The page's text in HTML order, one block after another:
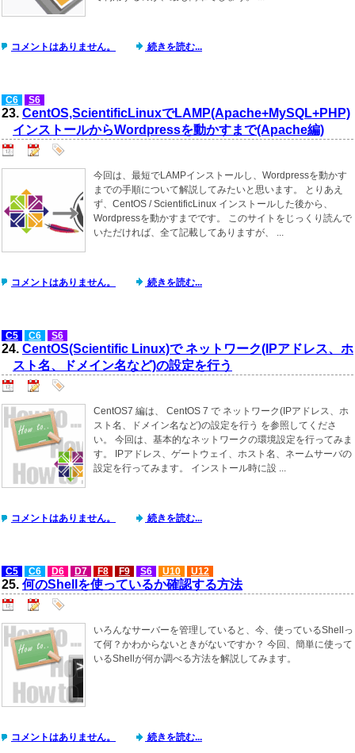
コメントはありません。 続きを読む...
C6 S6
23. CentOS,ScientificLinuxでLAMP(Apache+MySQL+PHP)
インストールからWordpressを動かすまで(Apache編)
今回は、最短でLAMPインストールし、Wordpressを動かす
までの手順について解説してみたいと思います。 とりあえ
ず、CentOS / ScientificLinux インストールした後から、
Wordpressを動かすまでです。 このサイトをじっくり読んで
いただければ、全て記載してありますが、 ...
コメントはありません。 続きを読む...
C5 C6 S6
24. CentOS(Scientific Linux)で ネットワーク(IPアドレス、ホ
スト名、ドメイン名など)の設定を行う
CentOS7 編は、 CentOS 7 で ネットワーク(IPアドレス、ホ
スト名、ドメイン名など)の設定を行う を参照してくださ
い。 今回は、基本的なネットワークの環境設定を行ってみま
す。 IPアドレス、ゲートウェイ、ホスト名、ネームサーバの
設定を行ってみます。 インストール時に設 ...
コメントはありません。 続きを読む...
C5 C6 D6 D7 F8 F9 S6 U10 U12
25. 何のShellを使っているか確認する方法
いろんなサーバーを管理していると、今、使っているShellっ
て何？かわからないときがないですか？ 今回、簡単に使って
いるShellが何か調べる方法を解説してみます。
コメントはありません。 続きを読む...